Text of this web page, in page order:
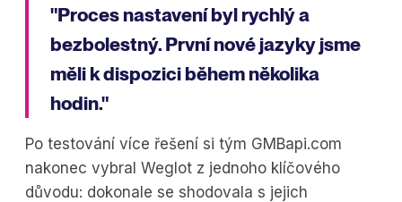
"Proces nastavení byl rychlý a
bezbolestný. První nové jazyky jsme
měli k dispozici během několika
hodin."
Po testování více řešení si tým GMBapi.com
nakonec vybral Weglot z jednoho klíčového
důvodu: dokonale se shodovala s jejich